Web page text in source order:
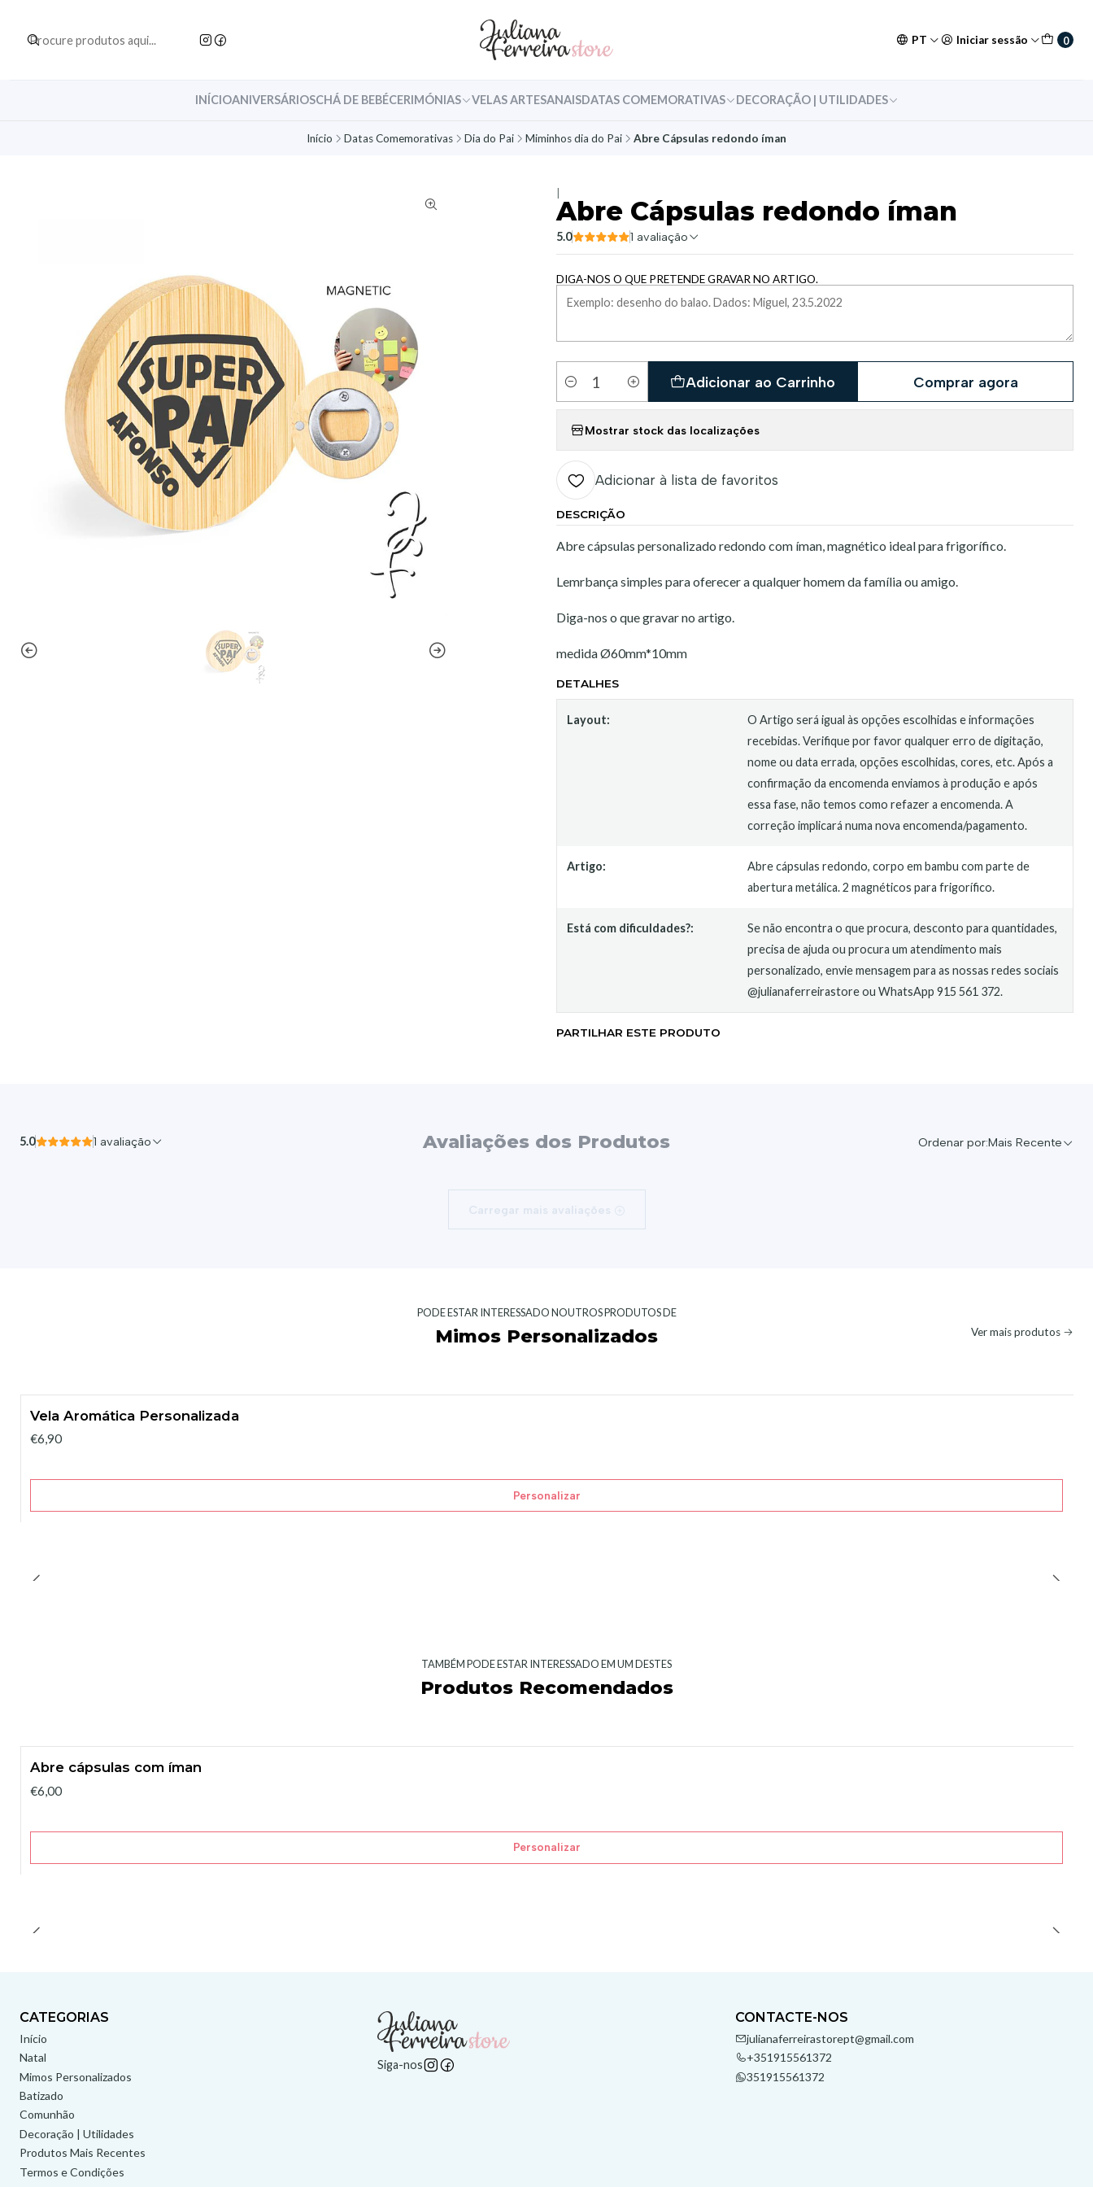
PT Iniciar sessão 0
INÍCIOANIVERSÁRIOSCHÁ DE BEBÉCERIMÓNIAS VELAS ARTESANAISDATAS COMEMORATIVAS DECORAÇÃO | UTILIDADES
Início Datas Comemorativas Dia do Pai Miminhos dia do Pai Abre Cápsulas redondo íman
Abre Cápsulas redondo íman
5.0 1 avaliação
DIGA-NOS O QUE PRETENDE GRAVAR NO ARTIGO.
Quantidade
Adicionar ao Carrinho Comprar agora
Mostrar stock das localizações
Adicionar à lista de favoritos
DESCRIÇÃO
Abre cápsulas personalizado redondo com íman, magnético ideal para frigorífico.
Lemrbança simples para oferecer a qualquer homem da família ou amigo.
Diga-nos o que gravar no artigo.
medida Ø60mm*10mm
DETALHES
Layout:
O Artigo será igual às opções escolhidas e informações
recebidas. Verifique por favor qualquer erro de digitação,
nome ou data errada, opções escolhidas, cores, etc. Após a
confirmação da encomenda enviamos à produção e após
essa fase, não temos como refazer a encomenda. A
correção implicará numa nova encomenda/pagamento.
Artigo:
Abre cápsulas redondo, corpo em bambu com parte de
abertura metálica. 2 magnéticos para frigorífico.
Está com dificuldades?:
Se não encontra o que procura, desconto para quantidades,
precisa de ajuda ou procura um atendimento mais
personalizado, envie mensagem para as nossas redes sociais
@julianaferreirastore ou WhatsApp 915 561 372.
PARTILHAR ESTE PRODUTO
Avaliações dos Produtos
5.0 1 avaliação Ordenar por:Mais Recente
Carregar mais avaliações
PODE ESTAR INTERESSADO NOUTROS PRODUTOS DE
Mimos Personalizados Ver mais produtos
Vela Aromática Personalizada
€6,90
Personalizar
TAMBÉM PODE ESTAR INTERESSADO EM UM DESTES
Produtos Recomendados
Abre cápsulas com íman
€6,00
Personalizar
CATEGORIAS
Início
Natal
Mimos Personalizados
Batizado
Comunhão
Decoração | Utilidades
Produtos Mais Recentes
Termos e Condições
Siga-nos
CONTACTE-NOS
julianaferreirastorept@gmail.com
+351915561372
351915561372